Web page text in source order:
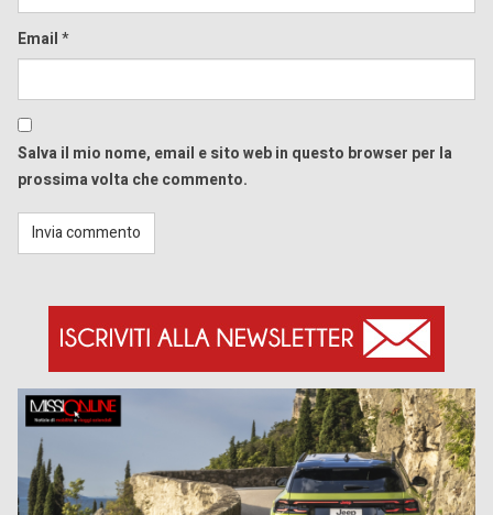
Email*
Salva il mio nome, email e sito web in questo browser per la
prossima volta che commento.